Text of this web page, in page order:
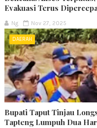
Evakuasi Terus
Ng Nov 27, 2025
DAERAH
Bupati Taput Tinjau
Tapteng Lumpuh Dua